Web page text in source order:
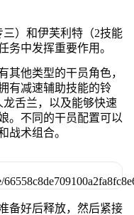
）和伊芙利特（2技能
务中发挥重要作用。
其他类型的干员角色，
有减速辅助技能的铃
舌兰，以及能够快速
。不同的干员配置可以
战术组合。
备好后释放，然后紧接